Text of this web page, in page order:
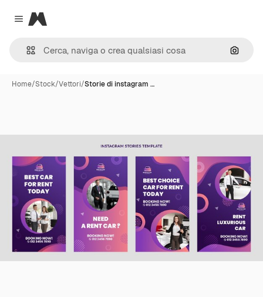
Close menu
Magnific
Cerca
Home/Stock/Vettori/Storie di instagram …